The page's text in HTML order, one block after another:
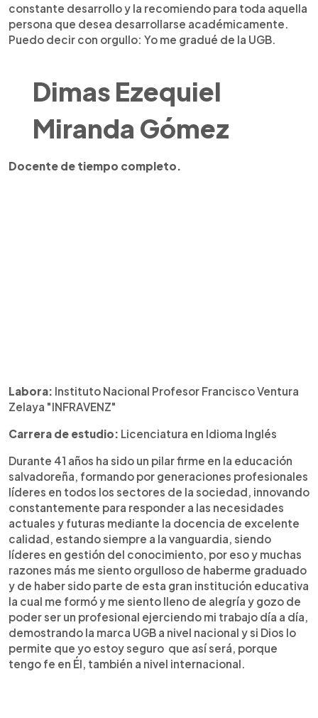
constante desarrollo y la recomiendo para toda aquella
persona que desea desarrollarse académicamente.
Puedo decir con orgullo: Yo me gradué de la UGB.
Dimas Ezequiel
Miranda Gómez
Docente de tiempo completo.
Labora: Instituto Nacional Profesor Francisco Ventura
Zelaya "INFRAVENZ"
Carrera de estudio: Licenciatura en Idioma Inglés
Durante 41 años ha sido un pilar firme en la educación
salvadoreña, formando por generaciones profesionales
líderes en todos los sectores de la sociedad, innovando
constantemente para responder a las necesidades
actuales y futuras mediante la docencia de excelente
calidad, estando siempre a la vanguardia, siendo
líderes en gestión del conocimiento, por eso y muchas
razones más me siento orgulloso de haberme graduado
y de haber sido parte de esta gran institución educativa
la cual me formó y me siento lleno de alegría y gozo de
poder ser un profesional ejerciendo mi trabajo día a día,
demostrando la marca UGB a nivel nacional y si Dios lo
permite que yo estoy seguro que así será, porque
tengo fe en Él, también a nivel internacional.